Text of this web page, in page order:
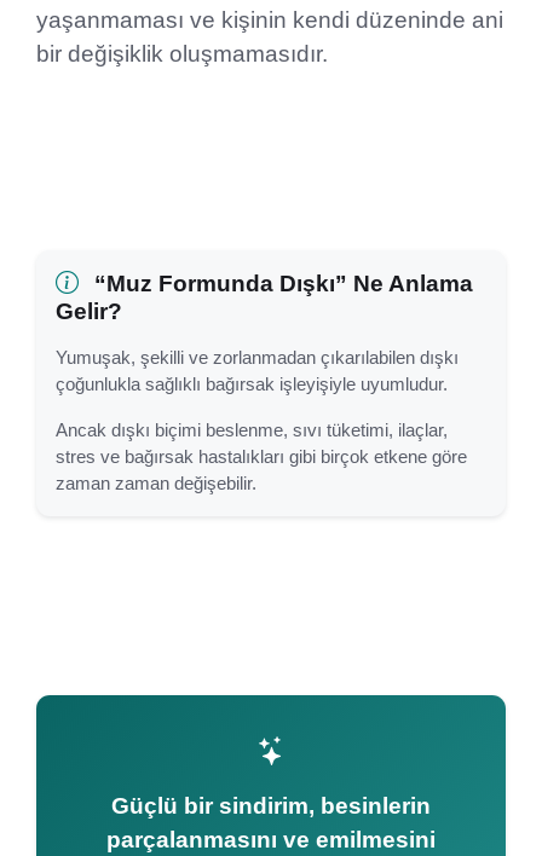
yaşanmaması ve kişinin kendi düzeninde ani
bir değişiklik oluşmamasıdır.
“Muz Formunda Dışkı” Ne Anlama
Gelir?
Yumuşak, şekilli ve zorlanmadan çıkarılabilen dışkı
çoğunlukla sağlıklı bağırsak işleyişiyle uyumludur.
Ancak dışkı biçimi beslenme, sıvı tüketimi, ilaçlar,
stres ve bağırsak hastalıkları gibi birçok etkene göre
zaman zaman değişebilir.
Güçlü bir sindirim, besinlerin
parçalanmasını ve emilmesini